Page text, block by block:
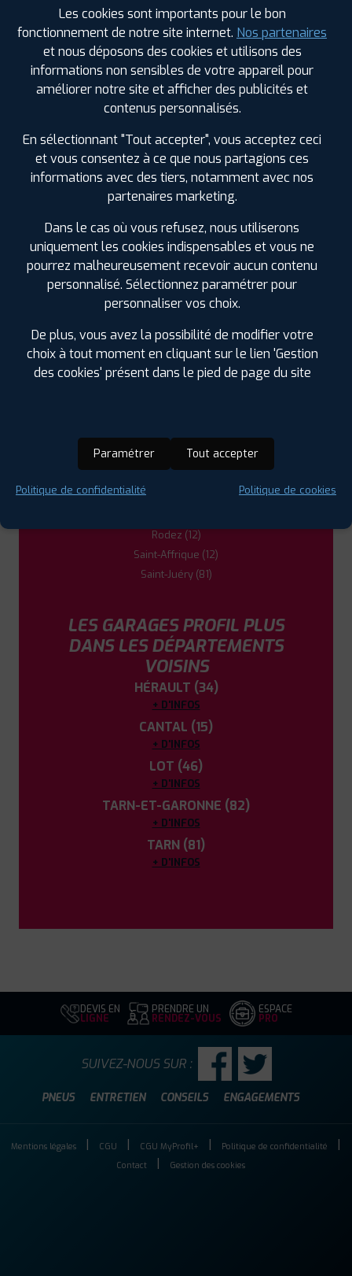
1
PROFIL PLUS MILLAU
6196 RUE LACAU PA DE LEVEZEAU12100 MILLAU
0565716313
+D'INFOS
2
PROFIL PLUSSAINT AFFRIQUE
12400 VABRES L'ABBAYE
0565990683
+D'INFOS
PROFIL PLUSLODEVE
PAE DU CAPITOUL 1 RUE DU FOULON
34700
LODEVE
LES GARAGES PROFIL PLUS
DANS LES VILLES À PROXIMITÉ
Rodez (12)
Saint-Affrique (12)
Saint-Juéry (81)
LES GARAGES PROFIL PLUS
DANS LES DÉPARTEMENTS
VOISINS
HÉRAULT (34)
+ D'INFOS
CANTAL (15)
+ D'INFOS
LOT (46)
+ D'INFOS
TARN-ET-GARONNE (82)
+ D'INFOS
TARN (81)
+ D'INFOS
DEVIS EN
LIGNE
PRENDRE UN
RENDEZ-VOUS
ESPACE
PRO
PNEUS ENTRETIEN CONSEILS ENGAGEMENTS
SUIVEZ-NOUS SUR :
Mentions légales CGU CGU MyProfil+
Politique de confidentialité
Contact
Gestion des cookies
Les cookies sont importants pour le bon
fonctionnement de notre site internet. Nos partenaires
et nous déposons des cookies et utilisons des
informations non sensibles de votre appareil pour
améliorer notre site et afficher des publicités et
contenus personnalisés.
En sélectionnant "Tout accepter", vous acceptez ceci
et vous consentez à ce que nous partagions ces
informations avec des tiers, notamment avec nos
partenaires marketing.
Dans le cas où vous refusez, nous utiliserons
uniquement les cookies indispensables et vous ne
pourrez malheureusement recevoir aucun contenu
personnalisé. Sélectionnez paramétrer pour
personnaliser vos choix.
De plus, vous avez la possibilité de modifier votre
choix à tout moment en cliquant sur le lien 'Gestion
des cookies' présent dans le pied de page du site
Paramétrer Tout accepter
Politique de confidentialité Politique de cookies